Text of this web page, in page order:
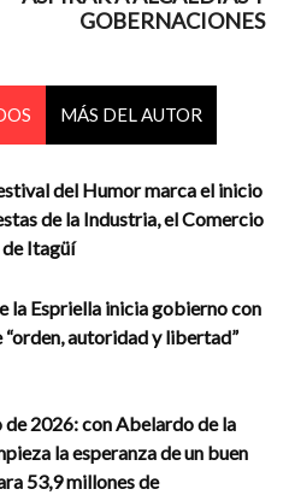
GOBERNACIONES
MÁS DEL AUTOR
del Humor marca el inicio
de la Industria, el Comercio
Itagüí
la Espriella inicia gobierno con
“orden, autoridad y libertad”
de 2026: con Abelardo de la
la esperanza de un buen
53,9 millones de